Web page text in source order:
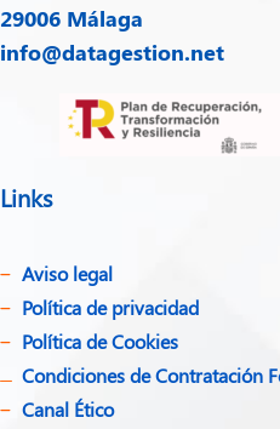
29006 Málaga
info@datagestion.net
Links
Aviso legal
Política de privacidad​
Política de Cookies
Condiciones de Contratación
Canal Ético